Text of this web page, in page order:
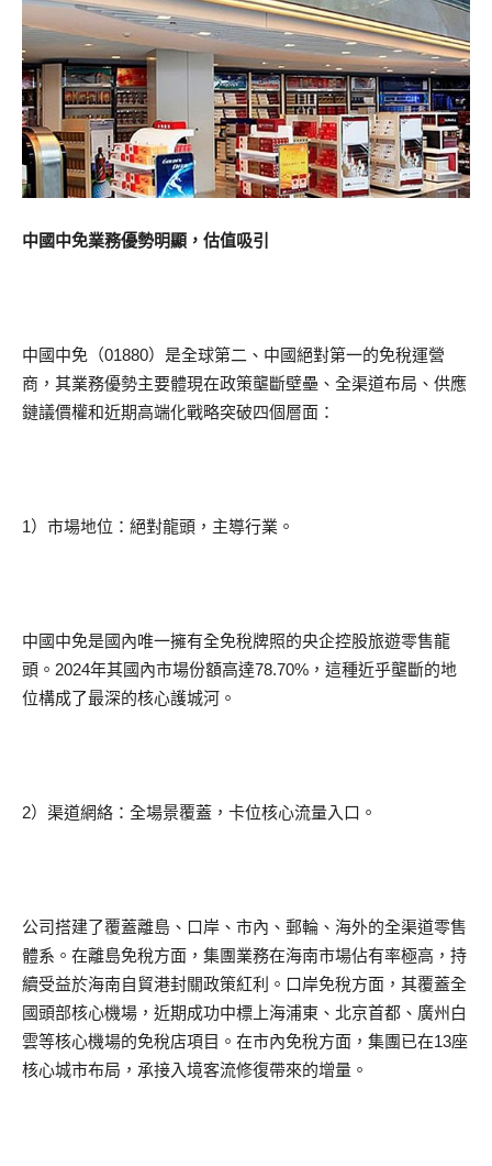
中國中免業務優勢明顯，估值吸引
中國中免（01880）是全球第二、中國絕對第一的免稅運營
商，其業務優勢主要體現在政策壟斷壁壘、全渠道布局、供應
鏈議價權和近期高端化戰略突破四個層面：
1）市場地位：絕對龍頭，主導行業。
中國中免是國內唯一擁有全免稅牌照的央企控股旅遊零售龍
頭。2024年其國內市場份額高達78.70%，這種近乎壟斷的地
位構成了最深的核心護城河。
2）渠道網絡：全場景覆蓋，卡位核心流量入口。
公司搭建了覆蓋離島、口岸、市內、郵輪、海外的全渠道零售
體系。在離島免稅方面，集團業務在海南市場佔有率極高，持
續受益於海南自貿港封關政策紅利。口岸免稅方面，其覆蓋全
國頭部核心機場，近期成功中標上海浦東、北京首都、廣州白
雲等核心機場的免稅店項目。在市內免稅方面，集團已在13座
核心城市布局，承接入境客流修復帶來的增量。